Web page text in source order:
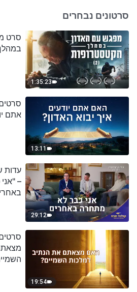
סרטונים נבחרים
1:35:23
סרט
13:11
אתם
29:12
עדות
–
19:54